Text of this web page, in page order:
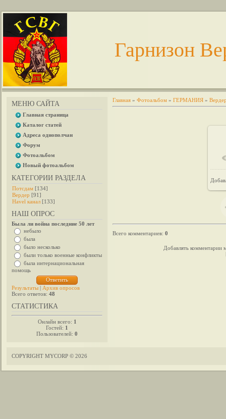
Гарнизон
МЕНЮ САЙТА
Главная страница
Каталог статей
Адреса однополчан
Форум
Фотоальбом
Новый фотоальбом
КАТЕГОРИИ РАЗДЕЛА
Потсдам [134]
Вердер [91]
Havel канал [133]
НАШ ОПРОС
Была ли война последние 50 лет
небыло
была
было несколько
были только военные конфликты
была интернациональная
помощь
Результаты | Архив опросов
Всего ответов: 48
СТАТИСТИКА
Онлайн всего: 1
Гостей: 1
Пользователей: 0
Главная » Фотоальбом » ГЕРМАНИЯ »
Всего комментариев: 0
Добавлять комментарии
COPYRIGHT MYCORP © 2026